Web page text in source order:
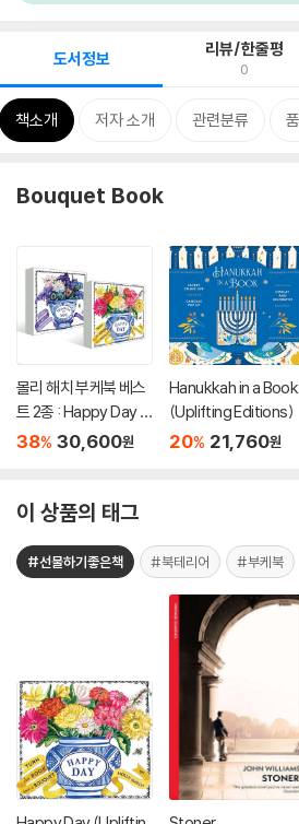
도서정보 리뷰/한줄평
0
책소개 저자 소개 관련분류
Bouquet Book
몰리 해치 부케북 베스
트 2종 : Happy Day +
Thinking of You
38% 30,600원
Hanukkah in a Book
(Uplifting Editions)
20% 21,760원
이 상품의 태그
#선물하기좋은책 #북테리어 #부케북